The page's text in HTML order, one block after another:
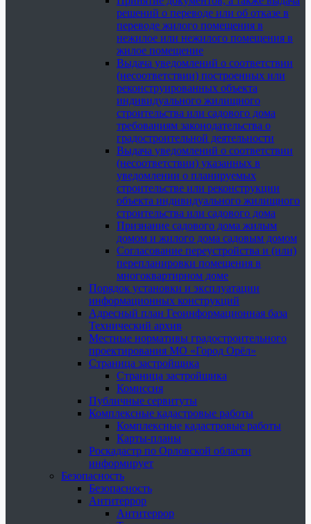
решений о переводе или об отказе в
переводе жилого помещения в
нежилое или нежилого помещения в
жилое помещение
Выдача уведомлений о соответствии
(несоответствии) построенных или
реконструированных объекта
индивидуального жилищного
строительства или садового дома
требованиям законодательства о
градостроительной деятельности
Выдача уведомлений о соответствии
(несоответствии) указанных в
уведомлении о планируемых
строительстве или реконструкции
объекта индивидуального жилищного
строительства или садового дома
Признание садового дома жилым
домом и жилого дома садовым домом
Согласование переустройства и (или)
перепланировки помещения в
многоквартирном доме
Порядок установки и эксплуатации
информационных конструкций
Адресный план Геоинформационная база
Технический архив
Местные нормативы градостроительного
проектирования МО «Город Орёл»
Страница застройщика
Страница застройщика
Комиссия
Публичные сервитуты
Комплексные кадастровые работы
Комплексные кадастровые работы
Карты-планы
Роскадастр по Орловской области
информирует
Безопасность
Безопасность
Антитеррор
Антитеррор